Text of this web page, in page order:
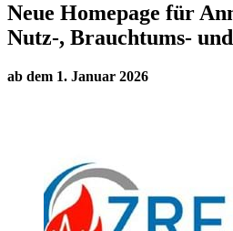
Neue Homepage für
Nutz-, Brauchtums-
ab dem 1. Januar 2026